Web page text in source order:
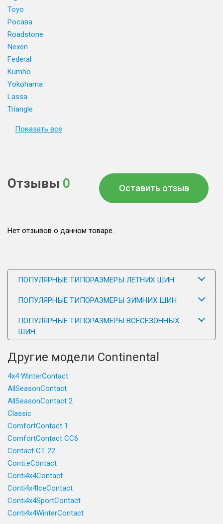
Toyo
Росава
Roadstone
Nexen
Federal
Kumho
Yokohama
Lassa
Triangle
Показать все
Отзывы 0 Оставить отзыв
Нет отзывов о данном товаре.
ПОПУЛЯРНЫЕ ТИПОРАЗМЕРЫ ЛЕТНИХ ШИН
ПОПУЛЯРНЫЕ ТИПОРАЗМЕРЫ ЗИМНИХ ШИН
ПОПУЛЯРНЫЕ ТИПОРАЗМЕРЫ ВСЕСЕЗОННЫХ
ШИН
Другие модели Continental
4x4 WinterContact
AllSeasonContact
AllSeasonContact 2
Classic
ComfortContact 1
ComfortContact CC6
Contact CT 22
Conti.eContact
Conti4x4Contact
Conti4x4IceContact
Conti4x4SportContact
Conti4x4WinterContact